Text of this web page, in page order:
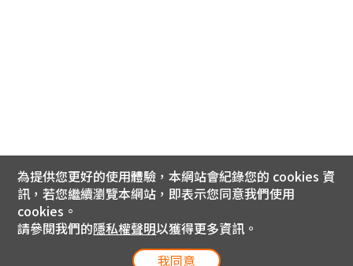
為提供您更好的使用體驗，本網站會紀錄您的 cookies 資
訊，若您繼續瀏覽本網站，即表示您同意我們使用
cookies。
請參閱我們的隱私權聲明以獲得更多資訊。
我同意